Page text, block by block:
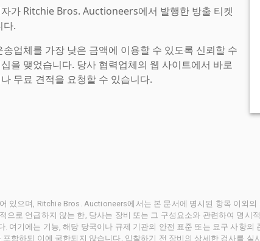
가 Ritchie Bros. Auctioneers에서 발행한 방출 티켓
다.
업체를 가장 낮은 금액에 이용할 수 있도록 신뢰할 수
을 맺었습니다. 당사 협력업체의 웹 사이트에서 바로
무료 견적을 요청할 수 있습니다.
있으며, Ritchie Bros. Auctioneers에서는 본 문서에 명시된 항목 이외의
으로 언급하지 않는 한, 당사는 장비 또는 그 구성요소와 관련하여 명시
. 여기에는 기능, 해당 당국이나 규제 기관의 안전 표준 또는 요구 사항의
함하되 이에 국한되지 않습니다. 입찰하기 전 장비의 상세한 검사를 실